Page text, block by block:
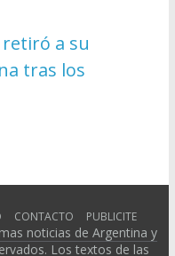
a su
tras los
CONTACTO PUBLICITE
noticias de Argentina y
Los textos de las